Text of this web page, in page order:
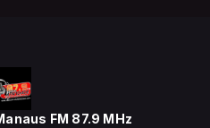
FM 87.9 MHz